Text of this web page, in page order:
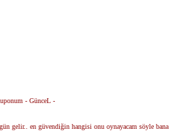
- GünceL -
gelir.. en güvendiğin hangisi onu oynayacam söyle bana